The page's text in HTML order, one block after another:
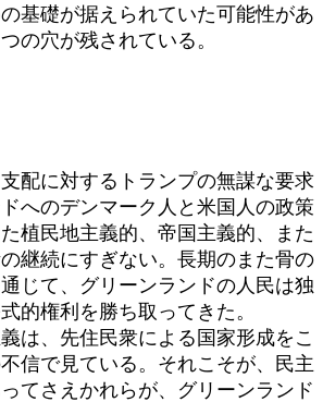
基礎が据えられていた可能性があ
の穴が残されている。
配に対するトランプの無謀な要求
へのデンマーク人と米国人の政策
植民地主義的、帝国主義的、また
継続にすぎない。長期のまた骨の
じて、グリーンランドの人民は独
的権利を勝ち取ってきた。
は、先住民衆による国家形成をこ
信で見ている。それこそが、民主
てさえかれらが、グリーンランド